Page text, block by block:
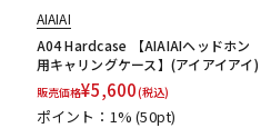
AIAIAI
A04 Hardcase 【AIAIAIヘッドホン
用キャリングケース】(アイアイアイ)
販売価格¥5,600(税込)
ポイント：1%(50pt)